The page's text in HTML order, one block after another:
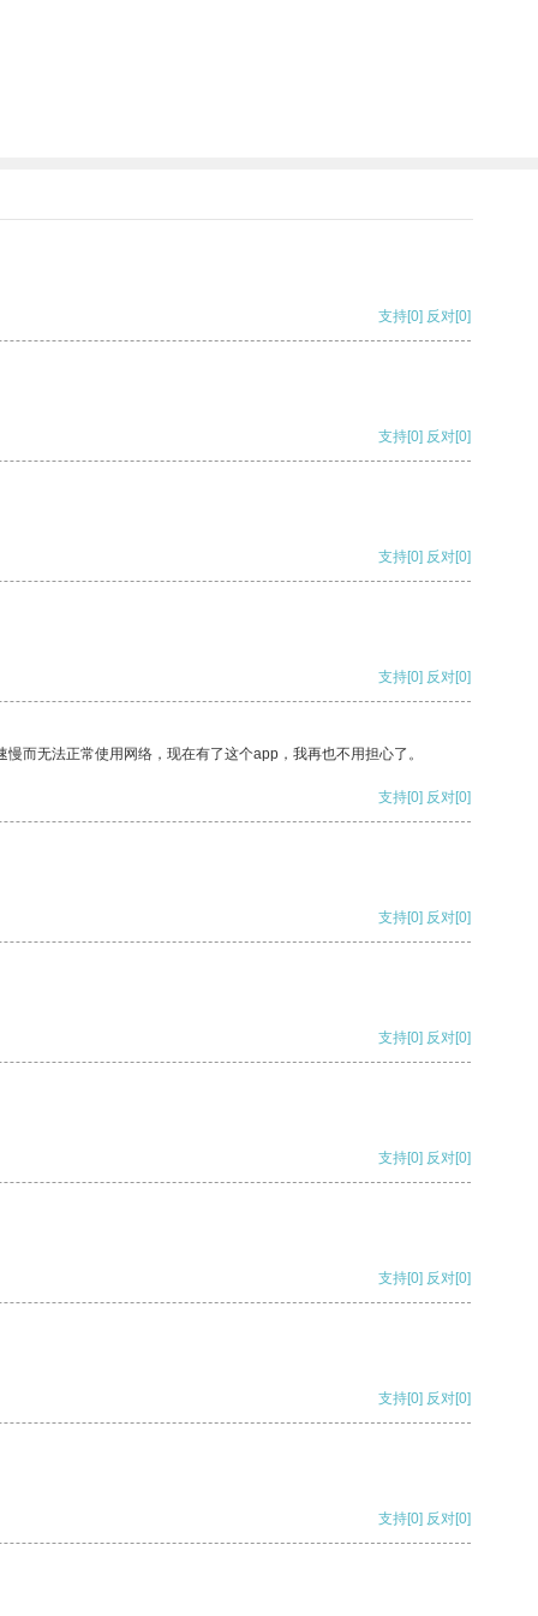
支持[0] 反对[0]
支持[0] 反对[0]
支持[0] 反对[0]
支持[0] 反对[0]
而无法正常使用网络，现在有了这个app，我再也不用担心了。
支持[0] 反对[0]
支持[0] 反对[0]
支持[0] 反对[0]
支持[0] 反对[0]
支持[0] 反对[0]
支持[0] 反对[0]
支持[0] 反对[0]